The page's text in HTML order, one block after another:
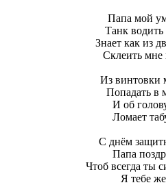
Папа мой
Танк
Знает как из
Склеить мне
Из винтовки
Попадать в
И об
Ломает
С днём
Папа
Чтоб всегда ты
Я тебе